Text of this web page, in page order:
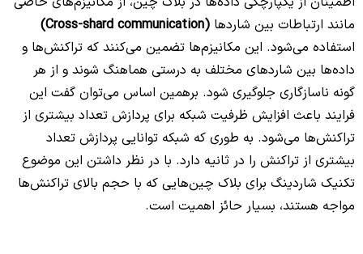
مانند ارتباطات بین شاردها (Cross-shard communication)
استفاده می‌شود. این مکانیزم‌ها تضمین می‌کنند که تراکنش‌ها و
داده‌ها بین شاردهای مختلف به درستی هماهنگ شوند و از هر
گونه ناسازگاری جلوگیری شود. برهمین اساس می‌توان گفت این
فرایند باعث افزایش ظرفیت شبکه برای پردازش تعداد بیشتری از
تراکنش‌ها می‌شود. به طوری که شبکه توانایی پردازش تعداد
بیشتری از تراکنش را در ثانیه دارد. با در نظر داشتن این موضوع
تکنیک شاردینگ برای بلاک چین‌هایی که با حجم بالای تراکنش‌ها
مواجه هستند، بسیار حائز اهمیت است.